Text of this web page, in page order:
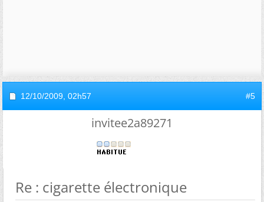
12/10/2009, 02h57 #5
invitee2a89271
Re : cigarette électronique